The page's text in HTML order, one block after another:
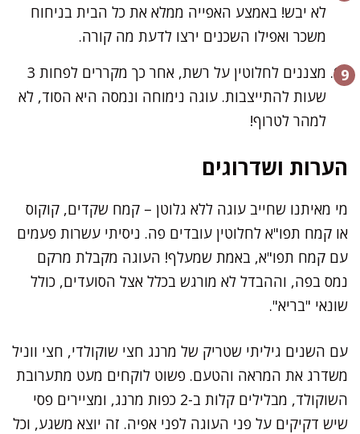
לא יבש! באמצע האפייה ממלא את כל הבית בניחוח
משכר ואפילו השכנים ירצו לדעת מה קורה.
מצננים לחלוטין על רשת, אחר כך מקררים לפחות 3
שעות להתייצבות. עוגה נימוחה ונמסה היא הסוד, לא
למהר לטרוף!
הערות ושדרוגים
מי מאיתנו שחייב עוגה ללא גלוטן – קמח שקדים, קוקוס
או קמח תפו"א לחלוטין עובדים פה. ניסיתי עשרות פעמים
עם קמח תפו"א, באמת שמעלף! העוגה מקבלת מרקם
נמס בפה, וההבדל לא מורגש בכלל אצל הסועדים, כולל
שונאי "בריא".
עם השנים גיליתי שטריק של מרנג חצי שוקולדי, חצי ווניל
משדרג את המראה והטעם. פשוט לוקחים מעט מתערובת
השוקולד, מבלילים קלות ב-2 כפות מרנג, ומציירים פסי
שיש דקיקים על פני העוגה לפני אפיה. זה יוצא משגע, וכל